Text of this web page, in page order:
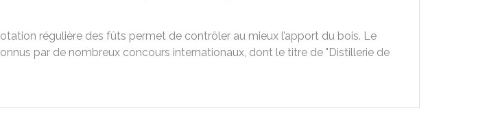
régulière des fûts permet de contrôler au mieux l’apport du bois. Le
par de nombreux concours internationaux, dont le titre de "Distillerie de